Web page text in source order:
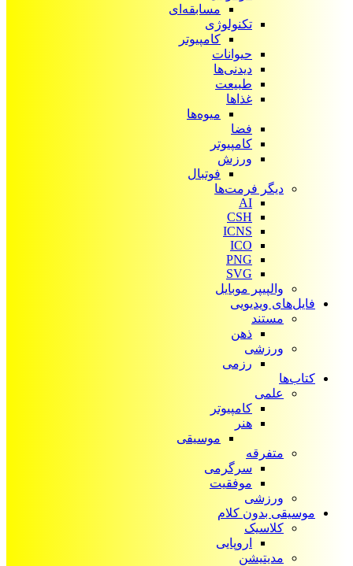
مسابقه‌ای
تکنولوژی
کامپیوتر
حیوانات
دیدنی‌ها
طبیعت
غذاها
میوه‌ها
فضا
کامپیوتر
ورزش
فوتبال
دیگر فرمت‌ها
AI
CSH
ICNS
ICO
PNG
SVG
والپیپر موبایل
فایل‌های ویدیویی
مستند
ذهن
ورزشی
رزمی
کتاب‌ها
علمی
کامپیوتر
هنر
موسیقی
متفرقه
سرگرمی
موفقیت
ورزشی
موسیقی بدون کلام
کلاسیک
اروپایی
مدیتیشن